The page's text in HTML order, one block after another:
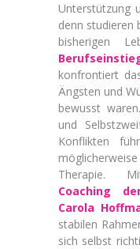
Unterstützung
denn studieren
bisherigen
konfrontiert
Ängsten und
bewusst
und
Konflikten
Therapie.
Coaching
Carola
stabilen
sich selbst